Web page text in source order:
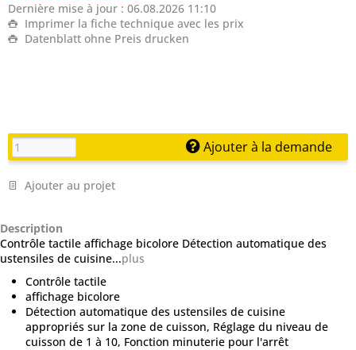
Dernière mise à jour : 06.08.2026 11:10
Imprimer la fiche technique avec les prix
Datenblatt ohne Preis drucken
Ajouter à la demande
Ajouter au projet
Description
Contrôle tactile affichage bicolore Détection automatique des
ustensiles de cuisine...plus
Contrôle tactile
affichage bicolore
Détection automatique des ustensiles de cuisine
appropriés sur la zone de cuisson, Réglage du niveau de
cuisson de 1 à 10, Fonction minuterie pour l'arrêt